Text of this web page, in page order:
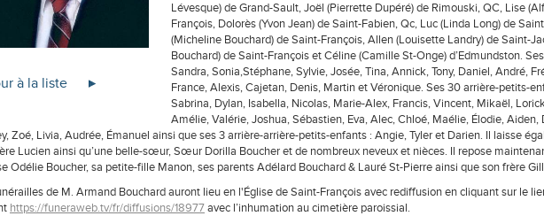
à la liste
Lévesque) de Grand-Sault, Joël (Pierrette Dupéré) de Rimouski, QC, Lise
François, Dolorès (Yvon Jean) de Saint-Fabien, Qc, Luc (Linda Long) de
(Micheline Bouchard) de Saint-François, Allen (Louisette Landry) de Saint-
Bouchard) de Saint-François et Céline (Camille St-Onge) d’Edmundston.
Sandra, Sonia,Stéphane, Sylvie, Josée, Tina, Annick, Tony, Daniel, André,
France, Alexis, Cajetan, Denis, Martin et Véronique. Ses 30 arrière-petits-
Sabrina, Dylan, Isabella, Nicolas, Marie-Alex, Francis, Vincent, Mikaël,
Amélie, Valérie, Joshua, Sébastien, Eva, Alec, Chloé, Maélie, Élodie,
Zoé, Livia, Audrée, Émanuel ainsi que ses 3 arrière-arrière-petits-enfants : Angie, Tyler et Darien. Il laisse
Lucien ainsi qu’une belle-sœur, Sœur Dorilla Boucher et de nombreux neveux et nièces. Il repose
Odélie Boucher, sa petite-fille Manon, ses parents Adélard Bouchard & Lauré St-Pierre ainsi que son frère
de M. Armand Bouchard auront lieu en l'Église de Saint-François avec rediffusion en cliquant sur le
https://funeraweb.tv/fr/diffusions/18977avec l’inhumation au cimetière paroissial.